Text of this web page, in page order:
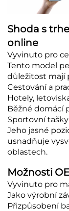
Shoda s
online
Vyvinuto pro
Tento model
důležitost mají
Cestování a
Hotely,
Běžné domácí
Sportovní
Jeho jasné
usnadňuje
oblastech.
Možnosti
Vyvinuto pro
Jako výrobní
Přizpůsobení